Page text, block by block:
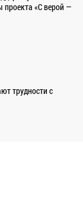
проекта «С верой —
трудности с